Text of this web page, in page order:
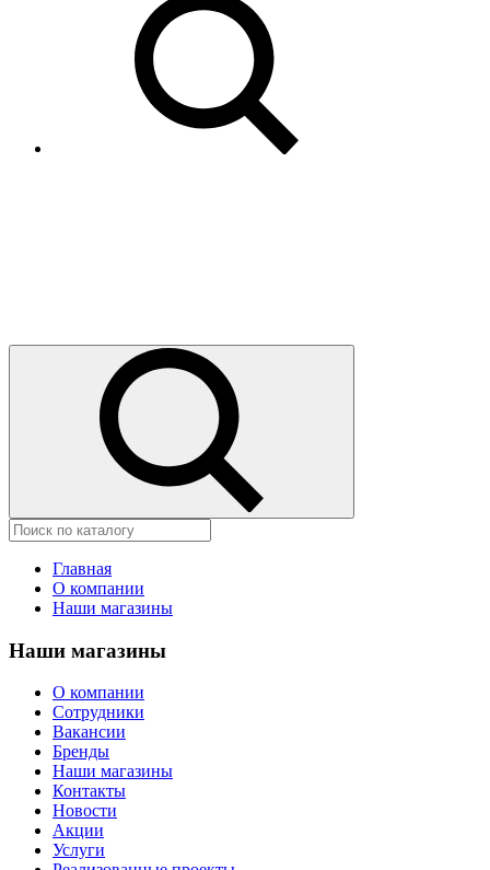
Главная
О компании
Наши магазины
Наши магазины
О компании
Сотрудники
Вакансии
Бренды
Наши магазины
Контакты
Новости
Акции
Услуги